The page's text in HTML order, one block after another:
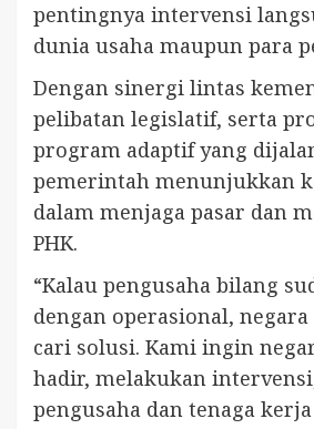
pentingnya intervensi
dunia usaha maupun para
Dengan sinergi lintas
pelibatan legislatif, serta
program adaptif yang
pemerintah menunjukkan
dalam menjaga pasar dan
PHK.
“Kalau pengusaha bilang
dengan operasional,
cari solusi. Kami ingin
hadir, melakukan
pengusaha dan tenaga